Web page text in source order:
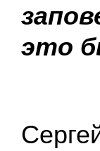
это